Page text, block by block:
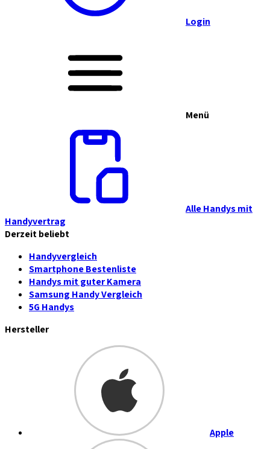
Login
Menü
Alle Handys mit
Handyvertrag
Derzeit beliebt
Handyvergleich
Smartphone Bestenliste
Handys mit guter Kamera
Samsung Handy Vergleich
5G Handys
Hersteller
Apple